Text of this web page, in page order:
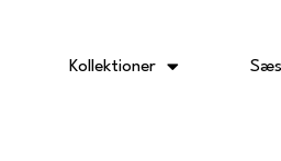
Kollektioner